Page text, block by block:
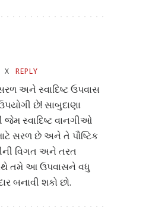
X REPLY
અને સ્વાદિષ્ટ ઉપવાસ
છે! સાબુદાણા
જેમ સ્વાદિષ્ટ વાનગીઓ
સરળ છે અને તે પૌષ્ટિક
વિગત અને તરત
તમે આ ઉપવાસને વધુ
બનાવી શકો છો.